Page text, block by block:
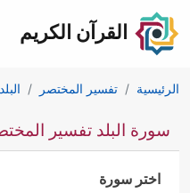
القرآن الكريم
الرئيسية تفسير المختصر البلد
سورة البلد تفسير المختصر
اختر سورة